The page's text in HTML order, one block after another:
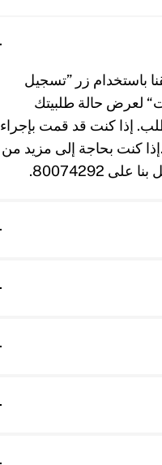
باستخدام زر ”تسجيل
لعرض حالة طلبيتك
إذا كنت قد قمت بإجراء
كنت بحاجة إلى مزيد من